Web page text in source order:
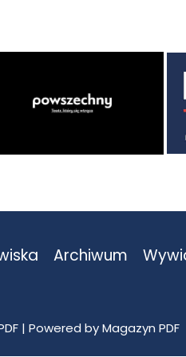
Archiwum
| Powered by Magazyn PDF